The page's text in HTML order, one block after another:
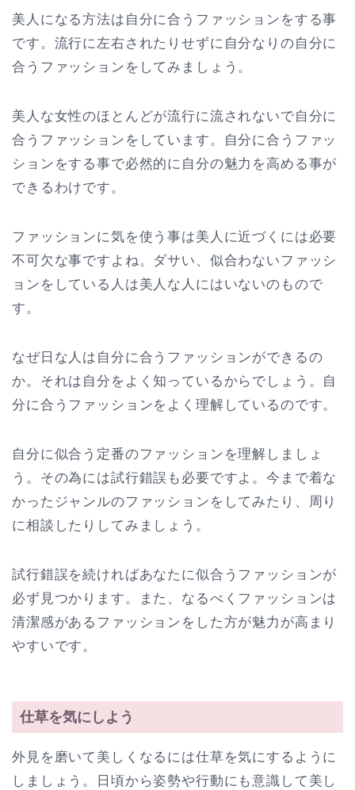
美人になる方法は自分に合うファッションをする事
です。流行に左右されたりせずに自分なりの自分に
合うファッションをしてみましょう。
美人な女性のほとんどが流行に流されないで自分に
合うファッションをしています。自分に合うファッ
ションをする事で必然的に自分の魅力を高める事が
できるわけです。
ファッションに気を使う事は美人に近づくには必要
不可欠な事ですよね。ダサい、似合わないファッシ
ョンをしている人は美人な人にはいないのもので
す。
なぜ日な人は自分に合うファッションができるの
か。それは自分をよく知っているからでしょう。自
分に合うファッションをよく理解しているのです。
自分に似合う定番のファッションを理解しましょ
う。その為には試行錯誤も必要ですよ。今まで着な
かったジャンルのファッションをしてみたり、周り
に相談したりしてみましょう。
試行錯誤を続ければあなたに似合うファッションが
必ず見つかります。また、なるべくファッションは
清潔感があるファッションをした方が魅力が高まり
やすいです。
仕草を気にしよう
外見を磨いて美しくなるには仕草を気にするように
しましょう。日頃から姿勢や行動にも意識して美し